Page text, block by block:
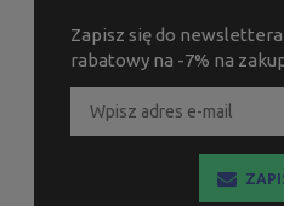
Zapisz się do
rabatowy na -7% na